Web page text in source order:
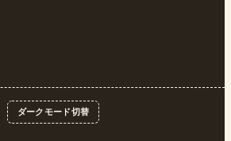
ダークモード切替